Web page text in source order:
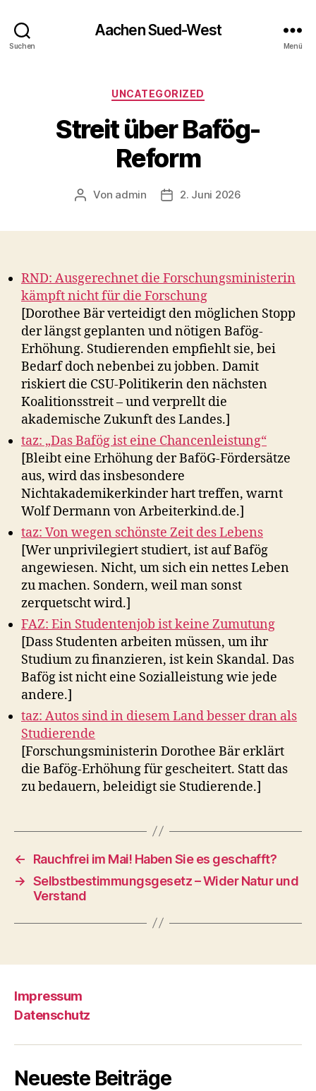
Suchen
Aachen Sued-West
Menü
Kategorien
UNCATEGORIZED
Streit über Bafög-
Reform
Beitragsautor
Von admin Veröffentlichungsdatum
2. Juni 2026
RND: Ausgerechnet die Forschungsministerin
kämpft nicht für die Forschung
[Dorothee Bär verteidigt den möglichen Stopp
der längst geplanten und nötigen Bafög-
Erhöhung. Studierenden empfiehlt sie, bei
Bedarf doch nebenbei zu jobben. Damit
riskiert die CSU-Politikerin den nächsten
Koalitionsstreit – und verprellt die
akademische Zukunft des Landes.]
taz: „Das Bafög ist eine Chancenleistung“
[Bleibt eine Erhöhung der BaföG-Fördersätze
aus, wird das insbesondere
Nichtakademikerkinder hart treffen, warnt
Wolf Dermann von Arbeiterkind.de.]
taz: Von wegen schönste Zeit des Lebens
[Wer unprivilegiert studiert, ist auf Bafög
angewiesen. Nicht, um sich ein nettes Leben
zu machen. Sondern, weil man sonst
zerquetscht wird.]
FAZ: Ein Studentenjob ist keine Zumutung
[Dass Studenten arbeiten müssen, um ihr
Studium zu finanzieren, ist kein Skandal. Das
Bafög ist nicht eine Sozialleistung wie jede
andere.]
taz: Autos sind in diesem Land besser dran als
Studierende
[Forschungsministerin Dorothee Bär erklärt
die Bafög-Erhöhung für gescheitert. Statt das
zu bedauern, beleidigt sie Studierende.]
←
Rauchfrei im Mai! Haben Sie es geschafft?
→ Selbstbestimmungsgesetz – Wider Natur und
Verstand
Impressum
Datenschutz
Neueste Beiträge